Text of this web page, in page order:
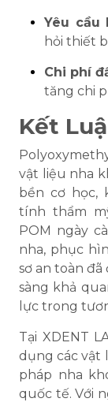
Yêu
hỏi thiết
Chi phí
tăng chi
Kết
vật liệu nha
bền cơ học,
tính thẩm
POM ngày
nha, phục
sơ an toàn
sàng khả
lực trong
Tại XDENT
dụng các vật
pháp nha
quốc tế. Với